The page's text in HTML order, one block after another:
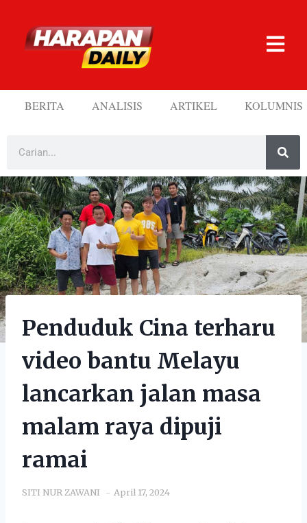
BERITA ANALISIS ARTIKEL KOLUMNIS
Penduduk Cina terharu
video bantu Melayu
lancarkan jalan masa
malam raya dipuji
ramai
SITI NUR ZAWANI April 17, 2024